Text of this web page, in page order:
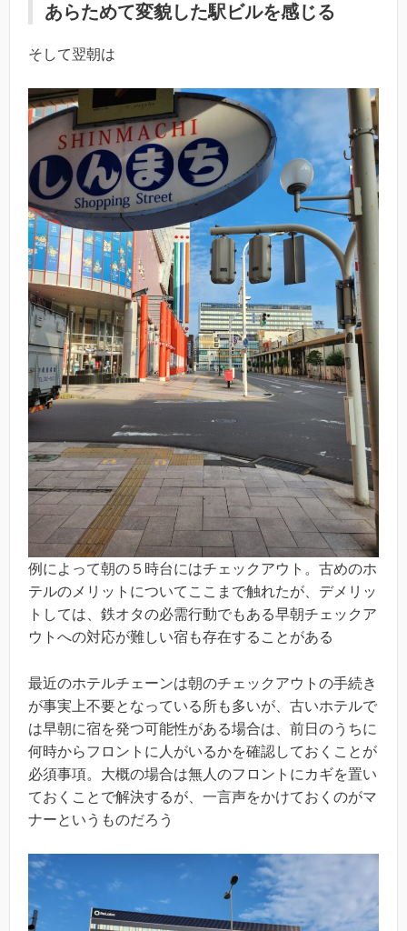
あらためて変貌した駅ビルを感じる
そして翌朝は
例によって朝の５時台にはチェックアウト。古めのホ
テルのメリットについてここまで触れたが、デメリッ
トしては、鉄オタの必需行動でもある早朝チェックア
ウトへの対応が難しい宿も存在することがある
最近のホテルチェーンは朝のチェックアウトの手続き
が事実上不要となっている所も多いが、古いホテルで
は早朝に宿を発つ可能性がある場合は、前日のうちに
何時からフロントに人がいるかを確認しておくことが
必須事項。大概の場合は無人のフロントにカギを置い
ておくことで解決するが、一言声をかけておくのがマ
ナーというものだろう